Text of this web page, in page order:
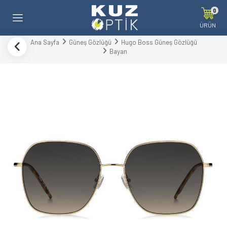
0
ÜRÜN
Ana Sayfa Güneş Gözlüğü
Hugo Boss Güneş Gözlüğü
Bayan